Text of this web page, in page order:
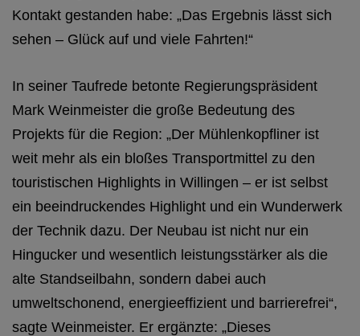
Kontakt gestanden habe: „Das Ergebnis lässt sich
sehen – Glück auf und viele Fahrten!“
In seiner Taufrede betonte Regierungspräsident
Mark Weinmeister die große Bedeutung des
Projekts für die Region: „Der Mühlenkopfliner ist
weit mehr als ein bloßes Transportmittel zu den
touristischen Highlights in Willingen – er ist selbst
ein beeindruckendes Highlight und ein Wunderwerk
der Technik dazu. Der Neubau ist nicht nur ein
Hingucker und wesentlich leistungsstärker als die
alte Standseilbahn, sondern dabei auch
umweltschonend, energieeffizient und barrierefrei“,
sagte Weinmeister. Er ergänzte: „Dieses